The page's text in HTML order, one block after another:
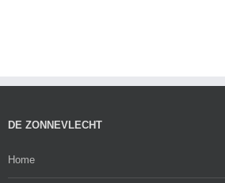
DE ZONNEVLECHT
Home